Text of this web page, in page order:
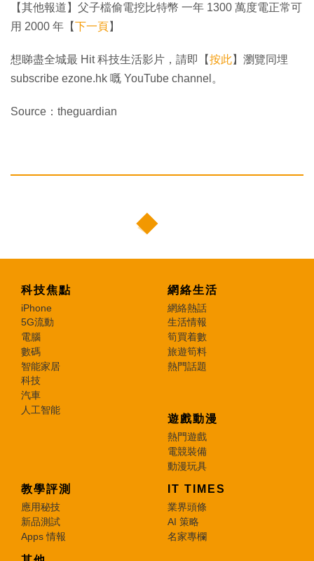
【其他報道】父子檔偷電挖比特幣 一年 1300 萬度電正常可
用 2000 年【下一頁】
想睇盡全城最 Hit 科技生活影片，請即【按此】瀏覽同埋
subscribe ezone.hk 嘅 YouTube channel。
Source：theguardian
科技焦點
iPhone
5G流動
電腦
數碼
智能家居
科技
汽車
人工智能
網絡生活
網絡熱話
生活情報
筍買着數
旅遊筍料
熱門話題
遊戲動漫
熱門遊戲
電競裝備
動漫玩具
教學評測
應用秘技
新品測試
Apps 情報
IT TIMES
業界頭條
AI 策略
名家專欄